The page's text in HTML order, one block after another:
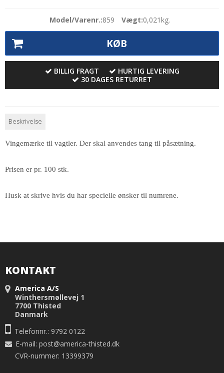
Model/Varenr.:859 Vægt:0,021kg.
KØB
BILLIG FRAGT
HURTIG LEVERING
30 DAGES RETURRET
Beskrivelse
Vingemærke til vagtler. Der skal anvendes tang til påsætning.
Prisen er pr. 100 stk.
Husk at skrive hvis du har specielle ønsker til numrene.
KONTAKT
America A/S
Winthersmøllevej 1
7700 Thisted
Danmark
Telefonnr.: 9792 0122
E-mail: post@america-thisted.dk
CVR-nummer: 13399379